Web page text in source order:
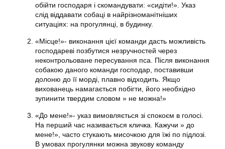
обійти господаря і скомандувати: «сидіти!». Указ
слід віддавати собаці в найрізноманітніших
ситуаціях: на прогулянці, в будинку.
«Місце!»- виконання цієї команди дасть можливість
господареві позбутися незручностей через
неконтрольоване пересування пса. Після виконання
собакою даного команди господар, поставивши
долоню до її морді, плавно відходить. Якщо
вихованець намагається побігти, його необхідно
зупинити твердим словом » не можна!»
«До мене!»- указ вимовляється зі спокоєм в голосі.
На перший час називається кличка. Кажучи » до
мене!», часто стукають мисочкою для їжі по підлозі.
В умовах прогулянки можна звукову команду